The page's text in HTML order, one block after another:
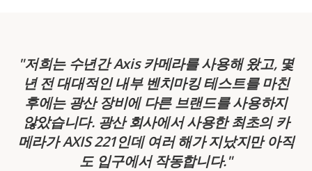
저희는 수년간 Axis 카메라를 사용해 왔고, 몇
년 전 대대적인 내부 벤치마킹 테스트를 마친
후에는 광산 장비에 다른 브랜드를 사용하지
않았습니다. 광산 회사에서 사용한 최초의 카
메라가 AXIS 221인데 여러 해가 지났지만 아직
도 입구에서 작동합니다.